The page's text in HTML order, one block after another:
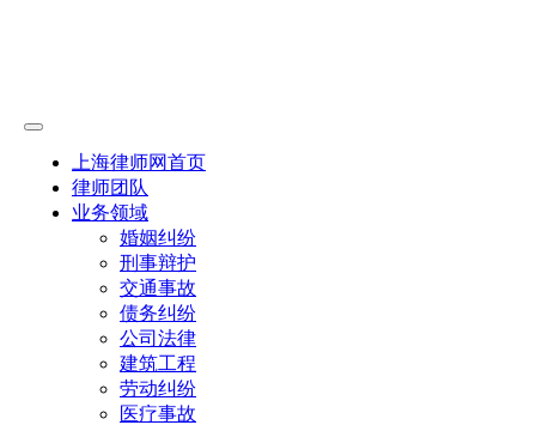
上海律师网首页
律师团队
业务领域
婚姻纠纷
刑事辩护
交通事故
债务纠纷
公司法律
建筑工程
劳动纠纷
医疗事故